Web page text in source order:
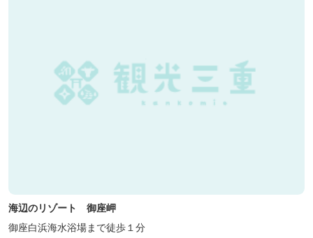
海辺のリゾート 御座岬
御座白浜海水浴場まで徒歩１分